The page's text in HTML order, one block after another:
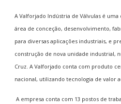
A Valforjado Indústria de Válvulas é
área de conceção, desenvolvimento,
para diversas aplicações industriais, e
construção de nova unidade industrial,
Cruz. A Valforjado conta com produto
nacional, utilizando tecnologia de valor
A empresa conta com 13 postos de